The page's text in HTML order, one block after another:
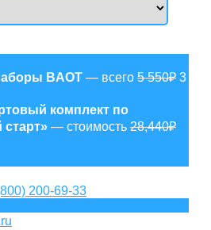
BAOT — всего 5 550₽ 3
комплект по
старт» — стоимость 28,440₽
200-69-33